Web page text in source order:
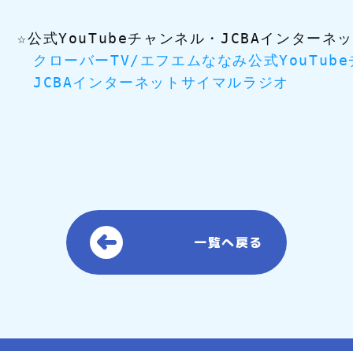
☆公式YouTubeチャンネル・JCBAインターネ
クローバーTV/エフエムななみ公式YouTube
JCBAインターネットサイマルラジオ
一覧へ戻る